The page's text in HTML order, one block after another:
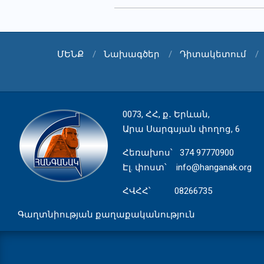
19
ՄԵՆՔ Նախագծեր Դիտակետում
0073, ՀՀ, ք․ Երևան,
Արա Սարգսյան փողոց, 6
Հեռախոս՝ 374 97770900
Էլ. փոստ՝ info@hanganak.org
ՀՎՀՀ՝ 08266735
Գաղտնիության քաղաքականություն